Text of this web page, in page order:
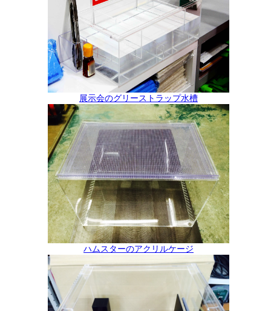
展示会のグリーストラップ水槽
ハムスターのアクリルケージ